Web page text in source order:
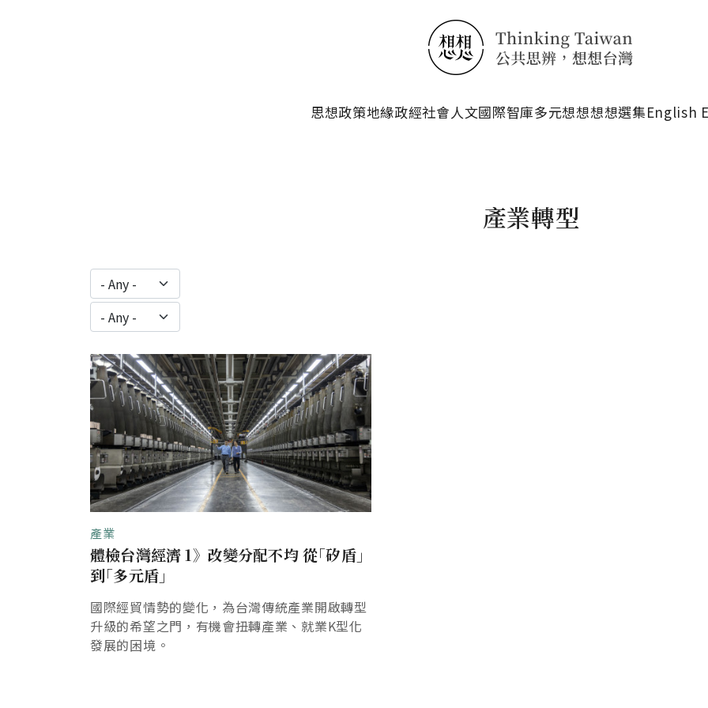
思想政策地緣政經社會人文國際智庫多元想想想想選集English
產業轉型
產業
體檢台灣經濟 1》改變分配不均 從｢矽盾｣
到｢多元盾｣
國際經貿情勢的變化，為台灣傳統產業開啟轉型
升級的希望之門，有機會扭轉產業、就業K型化
發展的困境。